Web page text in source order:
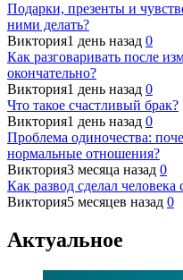
Подарки, презенты и
ними делать?
Виктория1 день назад 0
Как разговаривать после
окончательно?
Виктория1 день назад 0
Что такое счастливый брак?
Виктория1 день назад 0
Проблема одиночества:
нормальные отношения?
Виктория3 месяца назад 0
Как развод сделал
Виктория5 месяцев назад 0
Актуальное